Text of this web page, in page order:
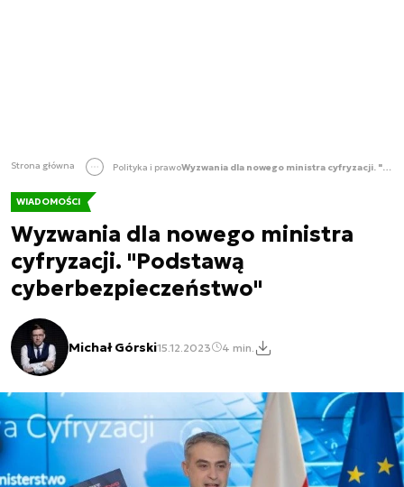
Strona główna Polityka i prawo Wyzwania dla nowego ministra cyfryzacji. "Podstawą cyberbezpieczeństwo"
WIADOMOŚCI
Wyzwania dla nowego ministra
cyfryzacji. "Podstawą
cyberbezpieczeństwo"
Michał Górski15.12.2023 4 min.